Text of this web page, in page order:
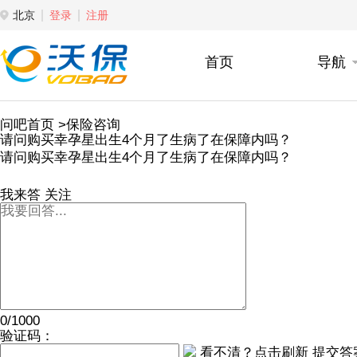
北京 登录 注册
首页 导航
问吧首页 >保险咨询
请问购买幸孕星出生4个月了生病了在保障内吗？
请问购买幸孕星出生4个月了生病了在保障内吗？
我来答 关注
0/1000
验证码：
看不清？点击刷新 提交答